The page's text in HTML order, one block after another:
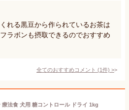
れる黒豆から作られているお茶は
ラボンも摂取できるのでおすすめ
全てのおすすめコメント (1件) >
療法食 犬用 糖コントロール ドライ 1kg